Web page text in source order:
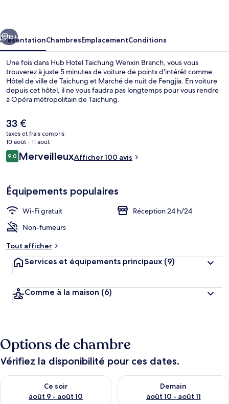
Branch
Suivant
15+
PrésentationChambresEmplacementConditions
Une fois dans Hub Hotel Taichung Wenxin Branch, vous vous
trouverez à juste 5 minutes de voiture de points d'intérêt comme
Hôtel de ville de Taichung et Marché de nuit de Fengjia. En voiture
depuis cet hôtel, il ne vous faudra pas longtemps pour vous rendre
à Opéra métropolitain de Taichung.
Le
prix
actuel
est
de
33 €
taxes et frais compris
10 août - 11 août
Avis
voyageurs
9,09,0 sur 10
MerveilleuxAfficher 100 avis
Équipements populaires
Wi-Fi gratuit
Réception 24 h/24
Non-fumeurs
Tout afficher
Services et équipements principaux (9)
Comme à la maison (6)
Options de chambre
Vérifiez la disponibilité pour ces dates.
Ce soir
août 9 - août 10
Vérifier la disponibilité pour ce soir août 9 - août 10
Demain
août 10 - août 11
Vérifier la disponibilité pour